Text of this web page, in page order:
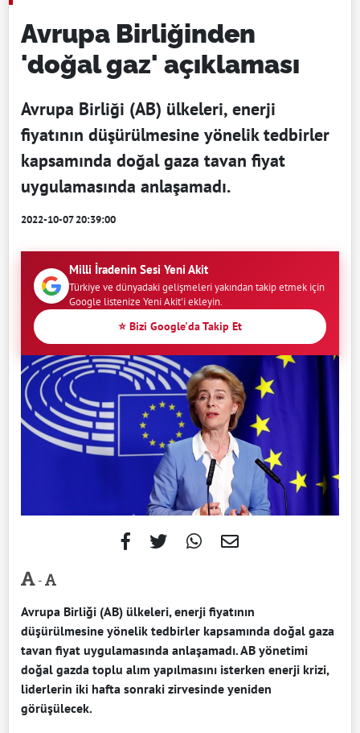
Avrupa Birliğinden
'doğal gaz' açıklaması
Avrupa Birliği (AB) ülkeleri, enerji
fiyatının düşürülmesine yönelik tedbirler
kapsamında doğal gaza tavan fiyat
uygulamasında anlaşamadı.
2022-10-07 20:39:00
Milli İradenin Sesi Yeni Akit
Türkiye ve dünyadaki gelişmeleri yakından takip etmek için
Google listenize Yeni Akit'i ekleyin.
⭐ Bizi Google'da Takip Et
-
Avrupa Birliği (AB) ülkeleri, enerji fiyatının
düşürülmesine yönelik tedbirler kapsamında doğal gaza
tavan fiyat uygulamasında anlaşamadı. AB yönetimi
doğal gazda toplu alım yapılmasını isterken enerji krizi,
liderlerin iki hafta sonraki zirvesinde yeniden
görüşülecek.